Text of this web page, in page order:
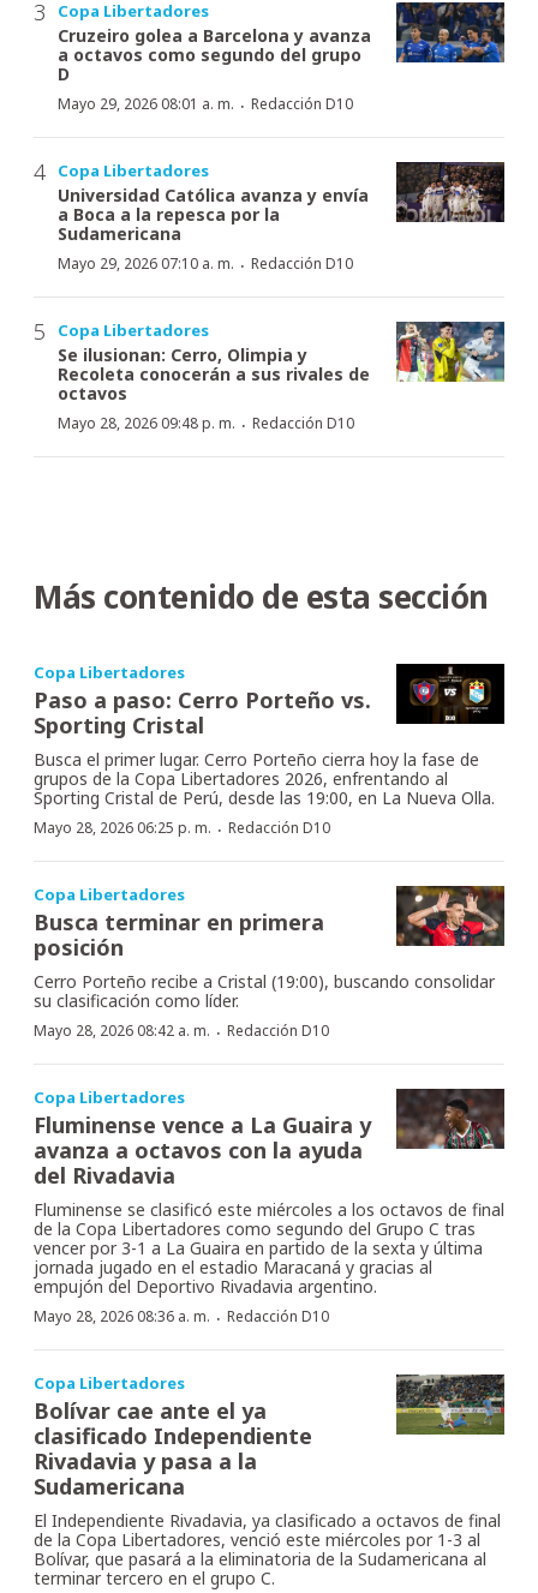
Copa Libertadores
Cruzeiro golea a Barcelona y avanza
a octavos como segundo del grupo
D
Mayo 29, 2026 08:01 a. m. · Redacción D10
Copa Libertadores
Universidad Católica avanza y envía
a Boca a la repesca por la
Sudamericana
Mayo 29, 2026 07:10 a. m. · Redacción D10
Copa Libertadores
Se ilusionan: Cerro, Olimpia y
Recoleta conocerán a sus rivales de
octavos
Mayo 28, 2026 09:48 p. m. · Redacción D10
Más contenido de esta sección
Copa Libertadores
Paso a paso: Cerro Porteño vs.
Sporting Cristal
Busca el primer lugar. Cerro Porteño cierra hoy la fase de
grupos de la Copa Libertadores 2026, enfrentando al
Sporting Cristal de Perú, desde las 19:00, en La Nueva Olla.
Mayo 28, 2026 06:25 p. m. · Redacción D10
Copa Libertadores
Busca terminar en primera
posición
Cerro Porteño recibe a Cristal (19:00), buscando consolidar
su clasificación como líder.
Mayo 28, 2026 08:42 a. m. · Redacción D10
Copa Libertadores
Fluminense vence a La Guaira y
avanza a octavos con la ayuda
del Rivadavia
Fluminense se clasificó este miércoles a los octavos de final
de la Copa Libertadores como segundo del Grupo C tras
vencer por 3-1 a La Guaira en partido de la sexta y última
jornada jugado en el estadio Maracaná y gracias al
empujón del Deportivo Rivadavia argentino.
Mayo 28, 2026 08:36 a. m. · Redacción D10
Copa Libertadores
Bolívar cae ante el ya
clasificado Independiente
Rivadavia y pasa a la
Sudamericana
El Independiente Rivadavia, ya clasificado a octavos de final
de la Copa Libertadores, venció este miércoles por 1-3 al
Bolívar, que pasará a la eliminatoria de la Sudamericana al
terminar tercero en el grupo C.